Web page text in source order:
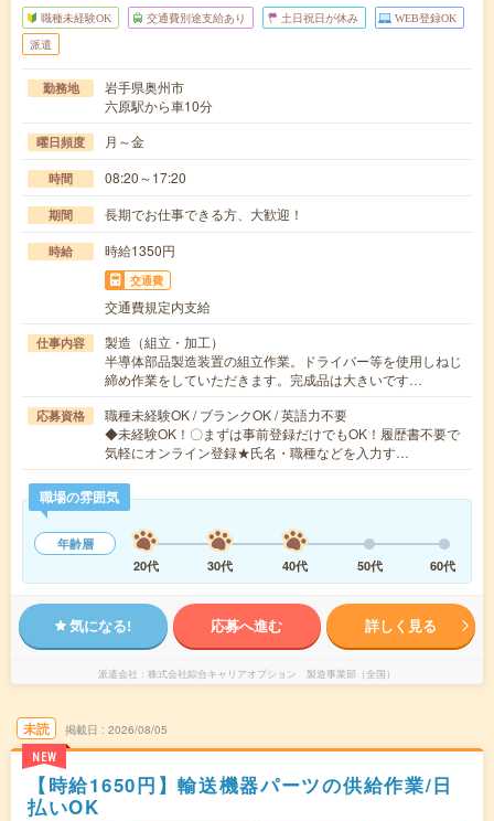
職種未経験OK 交通費別途支給あり 土日祝日が休み WEB登録OK
派遣
勤務地
岩手県奥州市
六原駅から車10分
曜日頻度 月～金
時間 08:20～17:20
期間 長期でお仕事できる方、大歓迎！
時給 時給1350円
交通費
交通費規定内支給
仕事内容
製造（組立・加工）
半導体部品製造装置の組立作業。ドライバー等を使用しねじ
締め作業をしていただきます。完成品は大きいです…
応募資格
職種未経験OK / ブランクOK / 英語力不要
◆未経験OK！〇まずは事前登録だけでもOK！履歴書不要で
気軽にオンライン登録★氏名・職種などを入力す…
職場の雰囲気
年齢層
20代
30代 40代 50代 60代
気になる! 応募へ進む 詳しく見る
派遣会社 株式会社綜合キャリアオプション 製造事業部（全国）
未読
NEW
掲載日 2026/08/05
【時給1650円】輸送機器パーツの供給作業/日
払いOK